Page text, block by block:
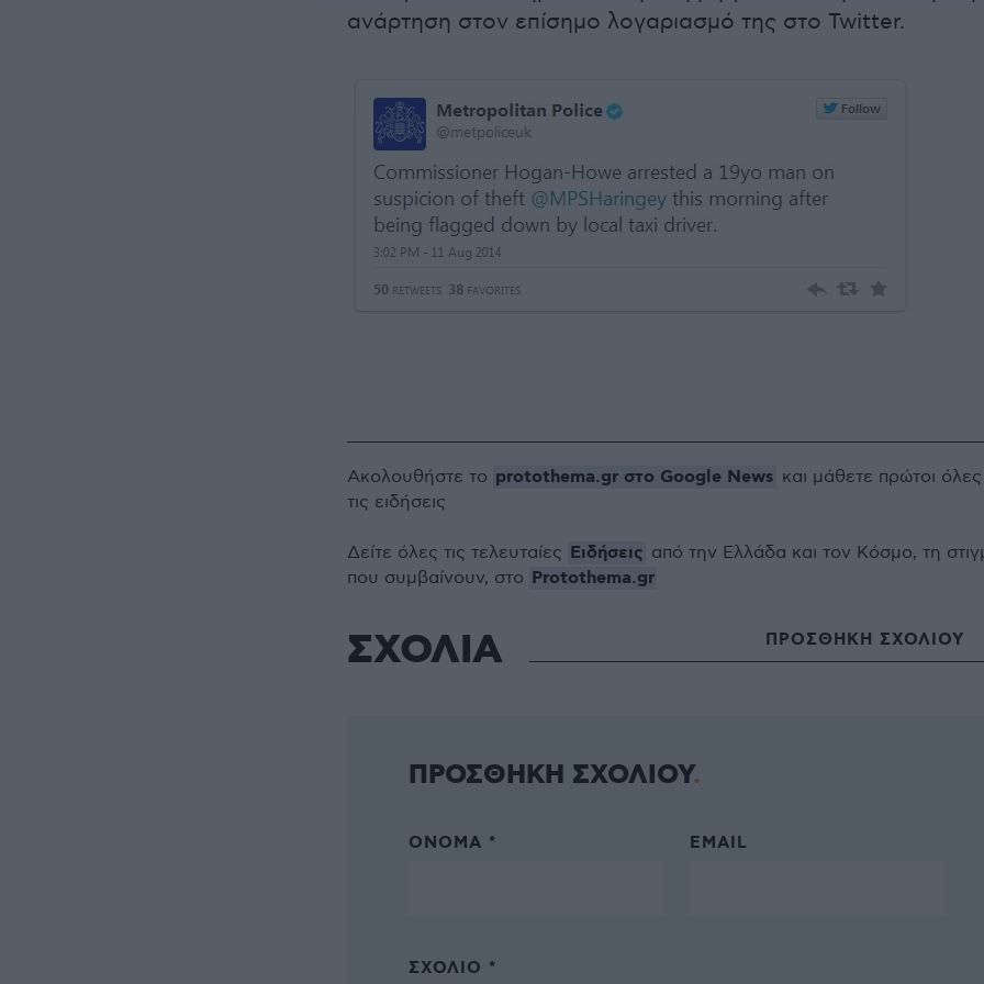
ανάρτηση στον επίσημο λογαριασμό της στο Twitter.
Ακολουθήστε το protothema.gr στο Google News και μάθετε πρώτοι όλες
τις ειδήσεις
Δείτε όλες τις τελευταίες Ειδήσεις από την Ελλάδα και τον Κόσμο, τη
που συμβαίνουν, στο Protothema.gr
ΣΧΟΛΙΑ ΠΡΟΣΘΗΚΗ ΣΧΟΛΙΟΥ
ΠΡΟΣΘΗΚΗ ΣΧΟΛΙΟΥ
ΌΝΟΜΑ * EMAIL
ΣΧΌΛΙΟ *